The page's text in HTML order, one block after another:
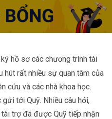
hồ sơ các chương trình tài
hút rất nhiều sự quan tâm của
cứu và các nhà khoa học.
tới Quỹ. Nhiều câu hỏi,
trợ đã được Quỹ tiếp nhận